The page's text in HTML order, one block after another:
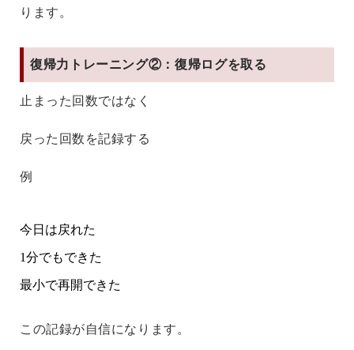
ります。
復帰力トレーニング②：復帰ログを取る
止まった回数ではなく
戻った回数を記録する
例
今日は戻れた
1分でもできた
最小で再開できた
この記録が自信になります。